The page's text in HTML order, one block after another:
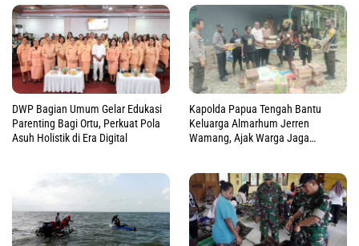
DWP Bagian Umum Gelar Edukasi
Parenting Bagi Ortu, Perkuat Pola
Asuh Holistik di Era Digital
Kapolda Papua Tengah Bantu
Keluarga Almarhum Jerren
Wamang, Ajak Warga Jaga